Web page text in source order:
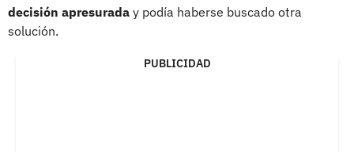
decisión apresurada y podía haberse buscado otra
solución.
PUBLICIDAD